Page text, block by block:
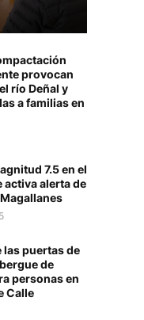
provocan
río Deñal y
a familias en
7.5 en el
activa alerta de
las puertas de
de
personas en
Calle